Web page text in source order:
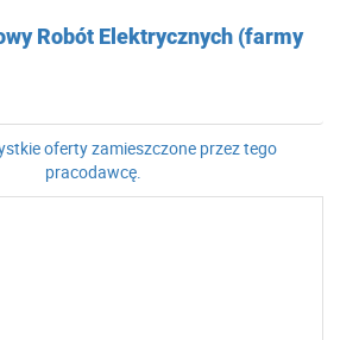
Robót Elektrycznych (farmy
oferty zamieszczone przez tego
pracodawcę.